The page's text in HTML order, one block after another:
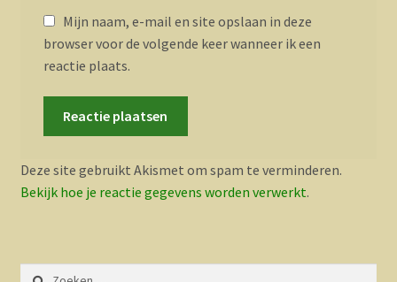
Mijn naam, e-mail en site opslaan in deze
browser voor de volgende keer wanneer ik een
reactie plaats.
Deze site gebruikt Akismet om spam te verminderen.
Bekijk hoe je reactie gegevens worden verwerkt.
Zoeken